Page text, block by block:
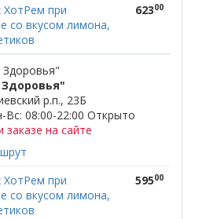
ХотРем при
со вкусом лимона,
62300
р.п., 23Б
Вс: 08:00-22:00 Открыто
заказе на сайте
ХотРем при
со вкусом лимона,
59500